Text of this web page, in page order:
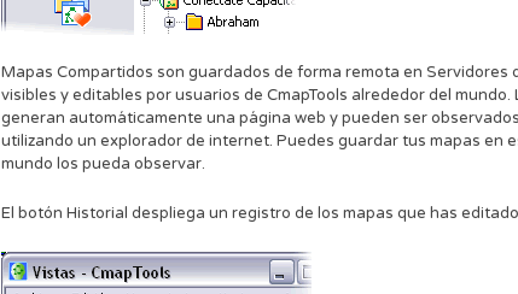
Mapas Compartidos son guardados de forma remota en Servidores
visibles y editables por usuarios de CmapTools alrededor del
generan automáticamente una página web y pueden ser
utilizando un explorador de internet. Puedes guardar tus mapas en
mundo los pueda observar.
El botón Historial despliega un registro de los mapas que has